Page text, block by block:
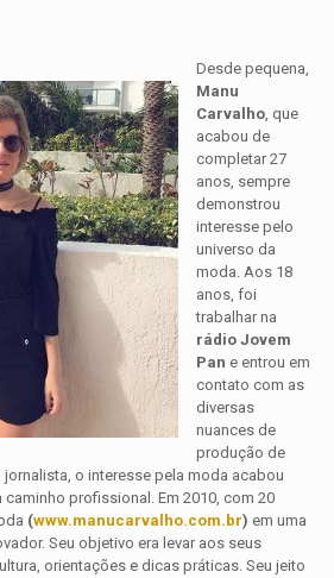
Desde pequena,
Manu
Carvalho, que
acabou de
completar 27
anos, sempre
demonstrou
interesse pelo
universo da
moda. Aos 18
anos, foi
trabalhar na
rádio Jovem
Pan e entrou em
contato com as
diversas
nuances de
produção de
o interesse pela moda acabou
profissional. Em 2010, com 20
(www.manucarvalho.com.br) em uma
Seu objetivo era levar aos seus
orientações e dicas práticas. Seu jeito